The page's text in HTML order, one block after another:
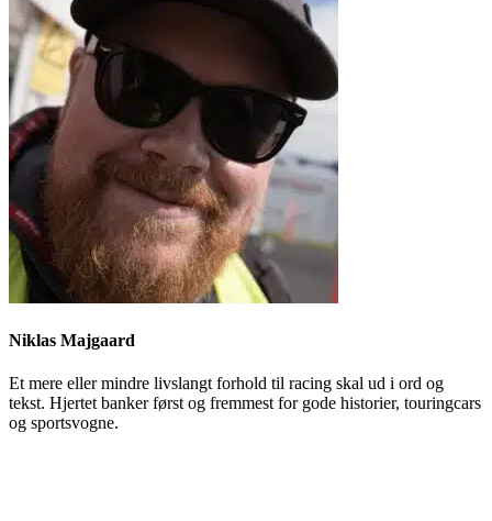
Niklas Majgaard
Et mere eller mindre livslangt forhold til racing skal ud i ord og
tekst. Hjertet banker først og fremmest for gode historier, touringcars
og sportsvogne.